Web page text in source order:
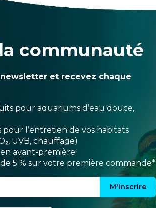
communauté
et recevez chaque
pour aquariums d’eau douce,
pour l’entretien de vos habitats
UVB, chauffage)
avant-première
5 % sur votre première commande*
M'inscrire